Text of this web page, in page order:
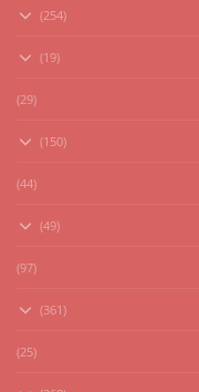
(254)
(19)
(29)
(150)
(44)
(49)
(97)
(361)
(25)